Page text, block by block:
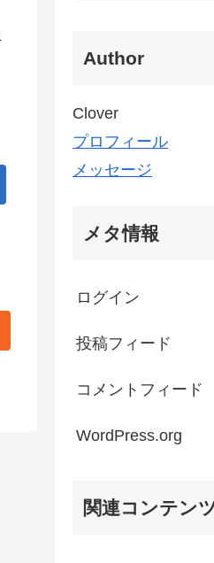
Author
Clover
プロフィール
メッセージ
メタ情報
ログイン
投稿フィード
コメントフィード
WordPress.org
関連コンテン